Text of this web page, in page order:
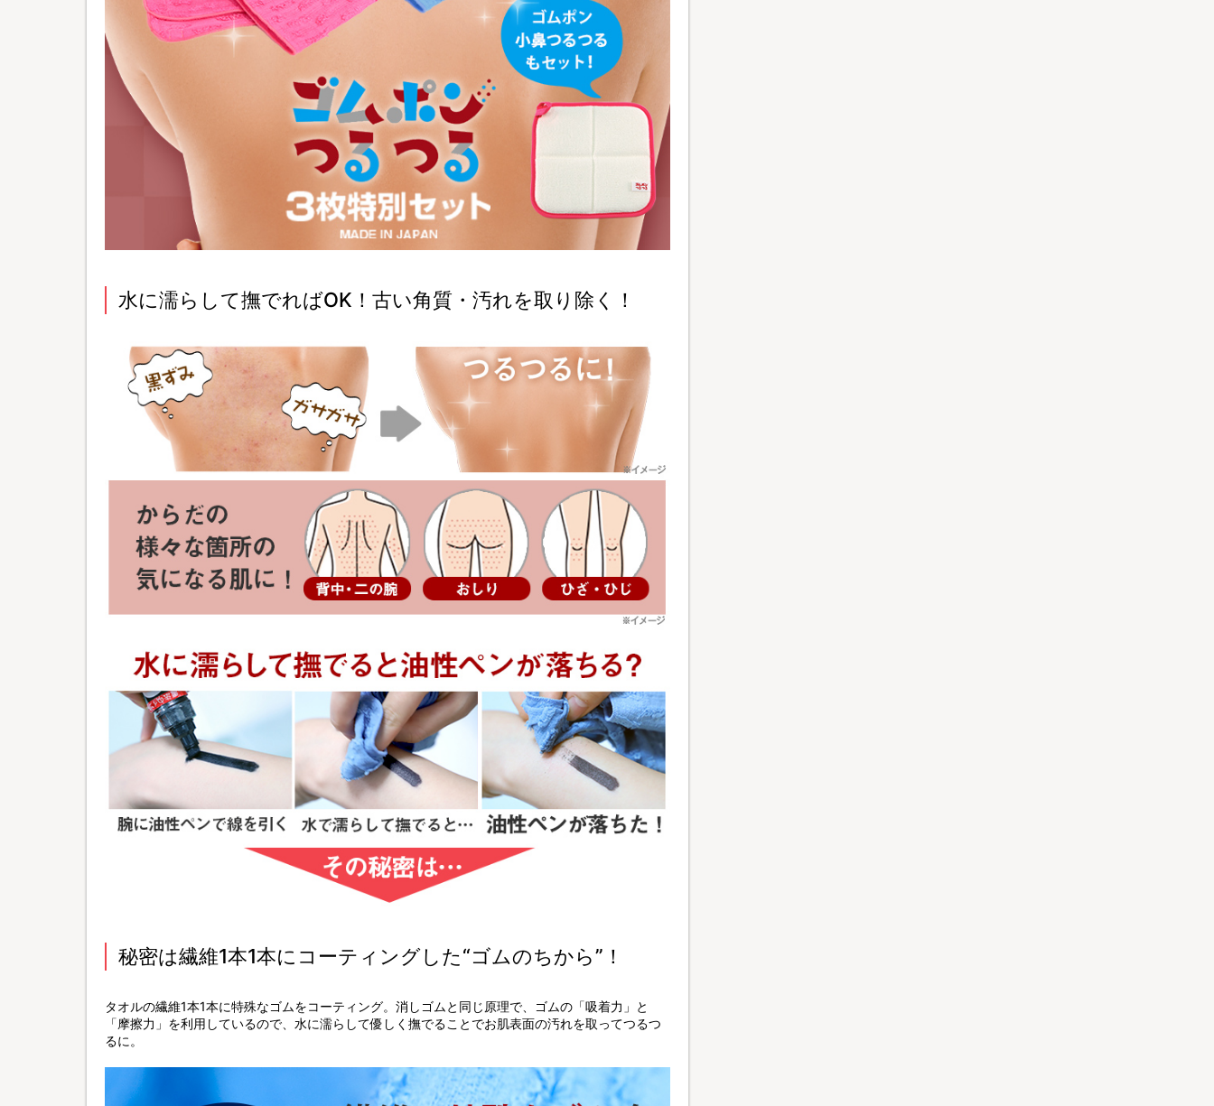
水に濡らして撫でればOK！古い角質・汚れを取り除く！
秘密は繊維1本1本にコーティングした“ゴムのちから”！
タオルの繊維1本1本に特殊なゴムをコーティング。消しゴムと同じ原理で、ゴムの「吸着力」と
「摩擦力」を利用しているので、水に濡らして優しく撫でることでお肌表面の汚れを取ってつるつ
るに。